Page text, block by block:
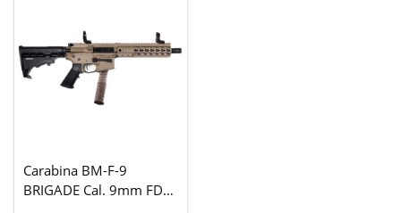
Carabina BM-F-9
BRIGADE Cal. 9mm FDE -